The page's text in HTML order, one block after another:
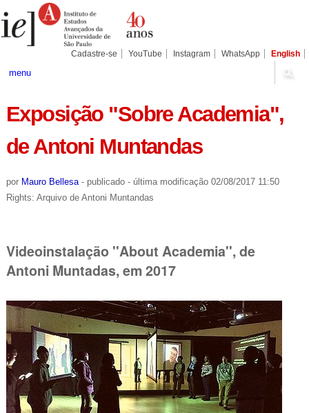
para
conteúdo.
Pessoais
Cadastre-se YouTube Instagram WhatsApp English
menu
Exposição "Sobre Academia",
de Antoni Muntandas
por Mauro Bellesa - publicado - última modificação02/08/2017 11:50
Rights: Arquivo de Antoni Muntandas
Videoinstalação ''About Academia'', de
Antoni Muntadas, em 2017